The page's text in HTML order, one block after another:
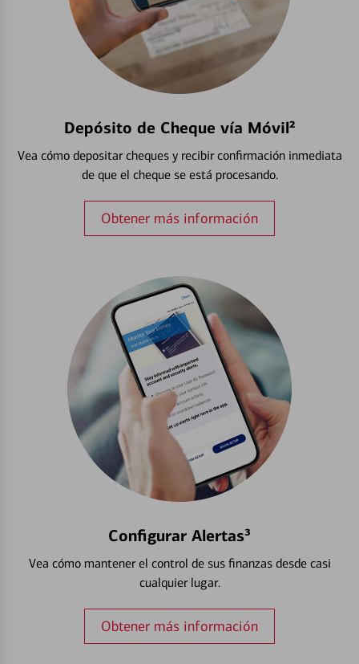
Depósito de Cheque vía Móvil²
Vea cómo depositar cheques y recibir confirmación inmediata
de que el cheque se está procesando.
Obtener más información
Configurar Alertas³
Vea cómo mantener el control de sus finanzas desde casi
cualquier lugar.
Obtener más información